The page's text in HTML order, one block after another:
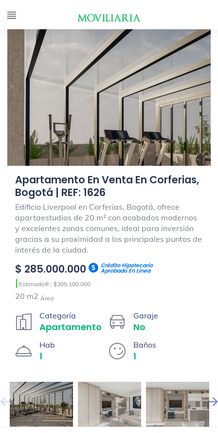
Apartamento En Venta En Corferias,
Bogotá | REF: 1626
Edificio Liverpool en Corferias, Bogotá, ofrece
apartaestudios de 20 m² con acabados modernos
y excelentes zonas comunes, ideal para inversión
gracias a su proximidad a los principales puntos de
interés de la ciudad.
$ 285.000.000 Crédito Hipotecario
Aprobado En Línea
| Estimado® : $305.100.000
20 m2 Área
Categoría
Apartamento
Garaje
No
Hab
1
Baños
1